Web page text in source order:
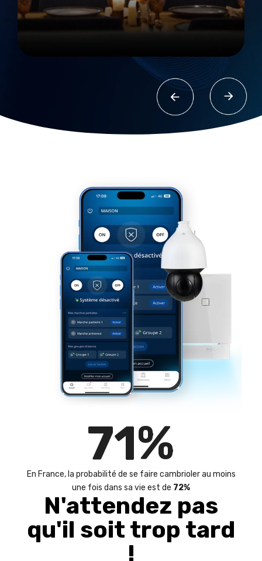
72%
En France, la probabilité de se faire cambrioler au moins
une fois dans sa vie est de 72%
N'attendez pas
qu'il soit trop tard
!